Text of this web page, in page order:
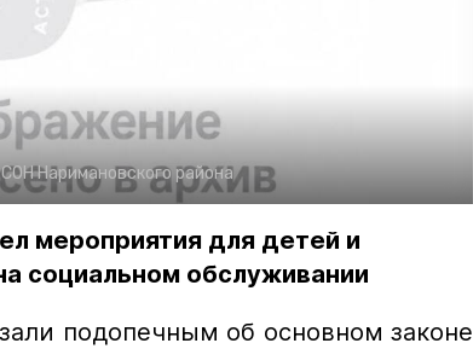
Наримановского района
мероприятия для детей и
социальном обслуживании
подопечным об основном законе